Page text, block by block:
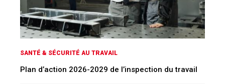
SANTÉ & SÉCURITÉ AU TRAVAIL
Plan d’action 2026-2029 de l’inspection du travail